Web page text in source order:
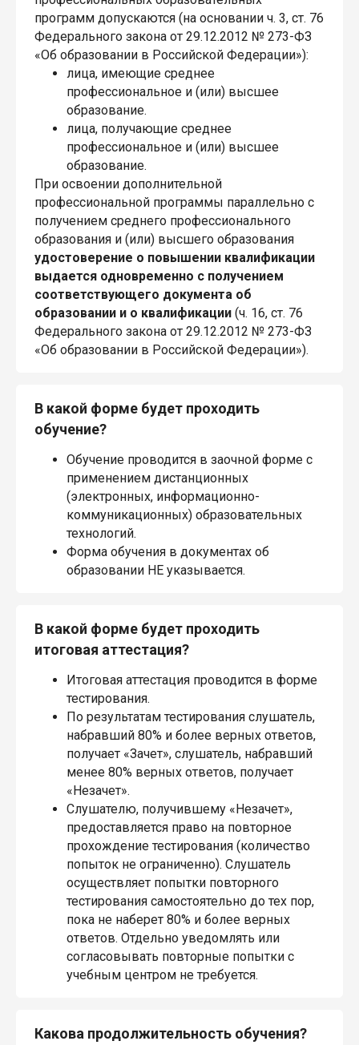
программ допускаются (на основании ч. 3, ст. 76
Федерального закона от 29.12.2012 № 273-ФЗ
«Об образовании в Российской Федерации»):
лица, имеющие среднее
профессиональное и (или) высшее
образование.
лица, получающие среднее
профессиональное и (или) высшее
образование.
При освоении дополнительной
профессиональной программы параллельно с
получением среднего профессионального
образования и (или) высшего образования
удостоверение о повышении квалификации
выдается одновременно с получением
соответствующего документа об
образовании и о квалификации (ч. 16, ст. 76
Федерального закона от 29.12.2012 № 273-ФЗ
«Об образовании в Российской Федерации»).
В какой форме будет проходить
обучение?
Обучение проводится в заочной форме с
применением дистанционных
(электронных, информационно-
коммуникационных) образовательных
технологий.
Форма обучения в документах об
образовании НЕ указывается.
В какой форме будет проходить
итоговая аттестация?
Итоговая аттестация проводится в форме
тестирования.
По результатам тестирования слушатель,
набравший 80% и более верных ответов,
получает «Зачет», слушатель, набравший
менее 80% верных ответов, получает
«Незачет».
Слушателю, получившему «Незачет»,
предоставляется право на повторное
прохождение тестирования (количество
попыток не ограниченно). Слушатель
осуществляет попытки повторного
тестирования самостоятельно до тех пор,
пока не наберет 80% и более верных
ответов. Отдельно уведомлять или
согласовывать повторные попытки с
учебным центром не требуется.
Какова продолжительность обучения?